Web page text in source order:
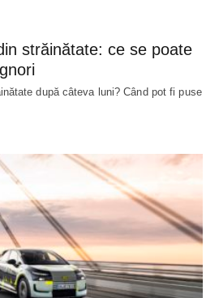
străinătate: ce se poate
după câteva luni? Când pot fi puse